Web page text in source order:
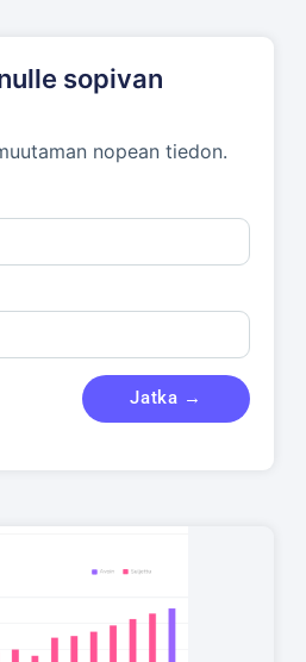
sopivan
nopean tiedon.
Jatka →